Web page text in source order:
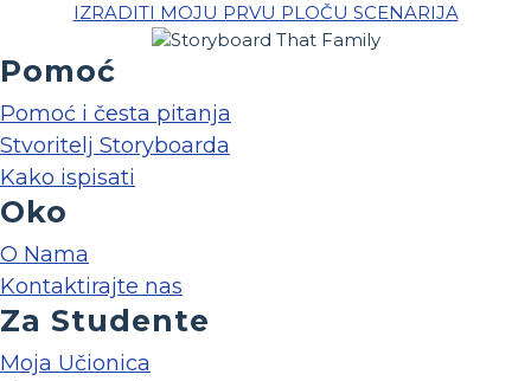
IZRADITI MOJU PRVU PLOČU SCENARIJA
Pomoć
Pomoć i česta pitanja
Stvoritelj Storyboarda
Kako ispisati
Oko
O Nama
Kontaktirajte nas
Za Studente
Moja Učionica